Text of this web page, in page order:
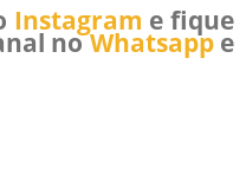
Instagram e fique
noWhatsappe